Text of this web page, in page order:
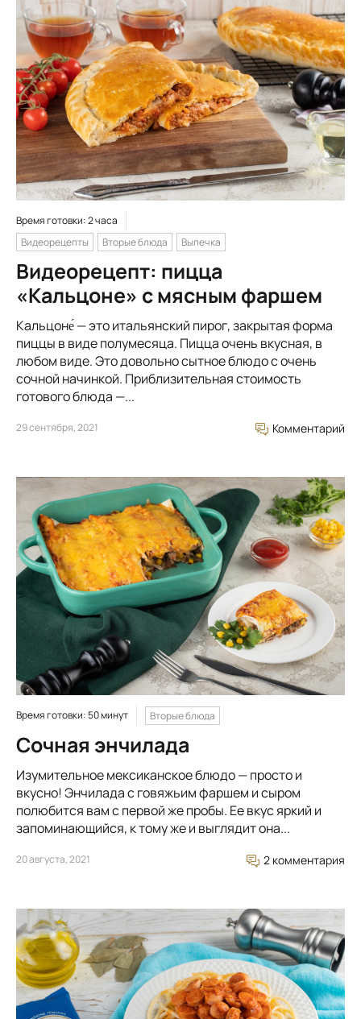
Время готовки: 2 часа
Видеорецепты
Вторые блюда Выпечка
Видеорецепт: пицца
«Кальцоне» с мясным фаршем
Кальцоне́ — это итальянский пирог, закрытая форма
пиццы в виде полумесяца. Пицца очень вкусная, в
любом виде. Это довольно сытное блюдо с очень
сочной начинкой. Приблизительная стоимость
готового блюда —...
29 сентября, 2021 Комментарий
Время готовки: 50 минут Вторые блюда
Сочная энчилада
Изумительное мексиканское блюдо — просто и
вкусно! Энчилада с говяжьим фаршем и сыром
полюбится вам с первой же пробы. Ее вкус яркий и
запоминающийся, к тому же и выглядит она...
20 августа, 2021 2 комментария